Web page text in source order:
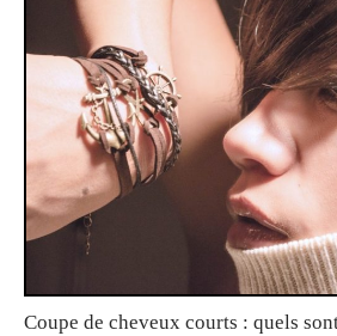
Coupe de cheveux courts : quels